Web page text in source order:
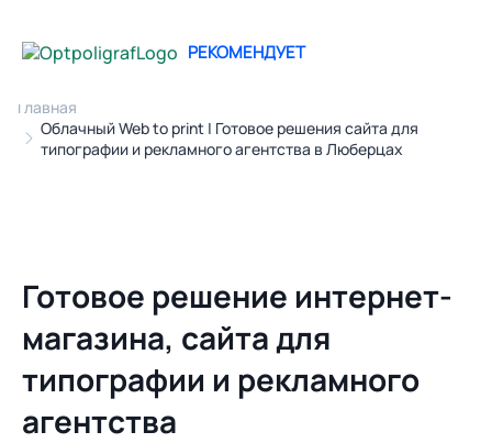
Главная
Облачный Web to print | Готовое решения сайта для
типографии и рекламного агентства в Люберцах
РЕКОМЕНДУЕТ
Готовое решение интернет-
магазина, сайта для
типографии и рекламного
агентства